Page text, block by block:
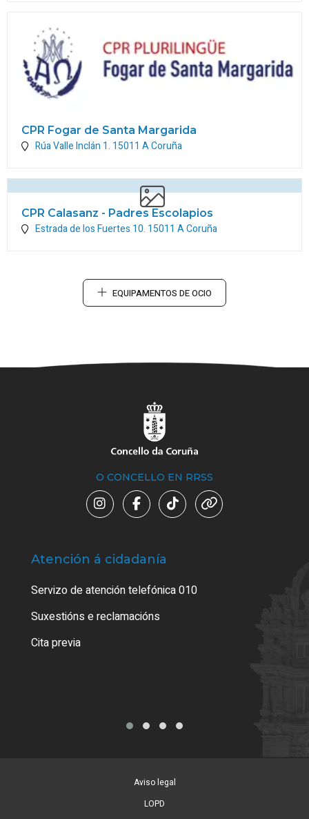
CPR Fogar de Santa Margarida
Rúa Valle Inclán 1. 15011 A Coruña
CPR Calasanz - Padres Escolapios
Estrada de los Fuertes 10. 15011 A Coruña
EQUIPAMENTOS DE OCIO
O CONCELLO EN RRSS
Atención á cidadanía
Servizo de atención telefónica 010
Suxestións e reclamacións
Cita previa
Aviso legal
LOPD